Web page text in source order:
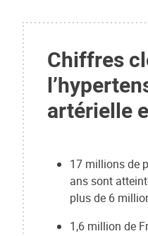
Chiffres
artérielle
17 millions de
ans sont
plus de 6
1,6 million de